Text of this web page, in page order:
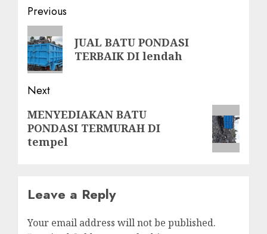
Post
navigation
Previous
Previous
post:
JUAL BATU PONDASI
TERBAIK DI lendah
Next
Next
post:
MENYEDIAKAN BATU
PONDASI TERMURAH DI
tempel
Leave a Reply
Your email address will not be published.